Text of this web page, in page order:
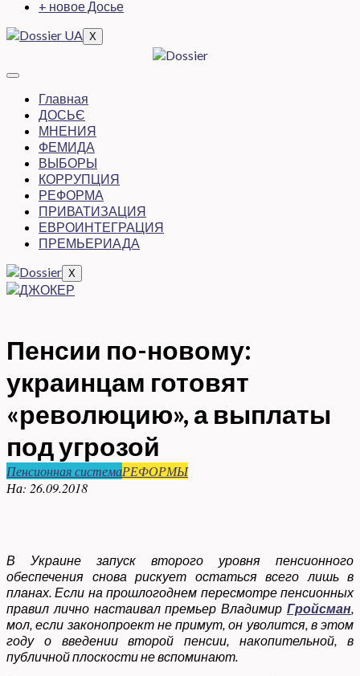
+ новое Досье
X
Главная
ДОСЬЄ
МНЕНИЯ
ФЕМИДА
ВЫБОРЫ
КОРРУПЦИЯ
РЕФОРМА
ПРИВАТИЗАЦИЯ
ЕВРОИНТЕГРАЦИЯ
ПРЕМЬЕРИАДА
X
Пенсии по-новому:
украинцам готовят
«революцию», а выплаты
под угрозой
Пенсионная системаРЕФОРМЫ
На: 26.09.2018
В Украине запуск второго уровня пенсионного
обеспечения снова рискует остаться всего лишь в
планах. Если на прошлогоднем пересмотре пенсионных
правил лично настаивал премьер Владимир Гройсман,
мол, если законопроект не примут, он уволится, в этом
году о введении второй пенсии, накопительной, в
публичной плоскости не вспоминают.